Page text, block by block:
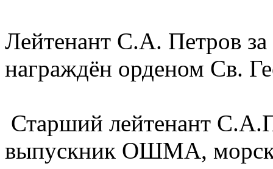
Лейтенант С.А. Петров
награждён орденом Св.
Старший лейтенант
выпускник ОШМА,